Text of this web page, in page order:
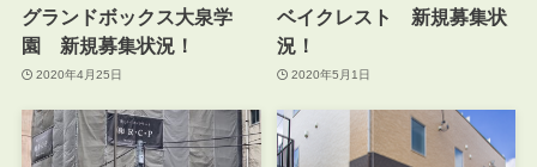
グランドボックス大泉学
園 新規募集状況！
2020年4月25日
ベイクレスト 新規募集状
況！
2020年5月1日